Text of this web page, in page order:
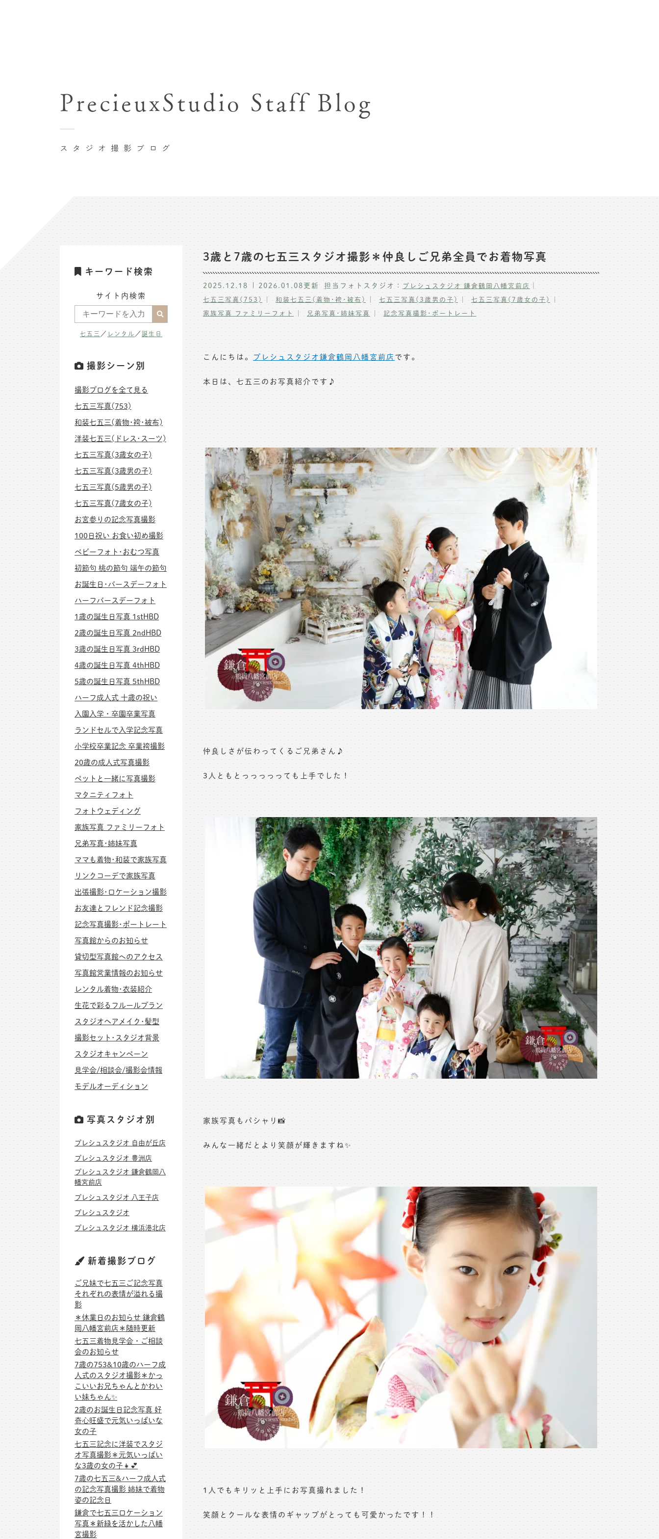
卒業袴･卒業写真撮影
入園入学･卒園卒業記念撮影
ハーフ成人式･10歳の祝い記念撮影
マタニティフォト撮影
自由が丘店
八王子店
横浜港北店 et Fleur
スタジオ撮影ブログ
PrecieuxStudio Staff Blog
3歳と7歳の七五三スタジオ撮影＊仲良しご兄弟全員でお着物写真
2025.12.18 2026.01.08更新 担当フォトスタジオ： プレシュスタジオ 鎌倉鶴岡八幡宮前店 ｜
七五三写真(753) 和装七五三(着物･袴･被布) 七五三写真(3歳男の子)
七五三写真(7歳女の子)
家族写真 ファミリーフォト
兄弟写真･姉妹写真 記念写真撮影･ポートレート
こんにちは。 プレシュスタジオ鎌倉鶴岡八幡宮前店です。
本日は、七五三のお写真紹介です♪
仲良しさが伝わってくるご兄弟さん♪
3人ともとっっっっっても上手でした！
家族写真もパシャリ📸
みんな一緒だとより笑顔が輝きますね✨
1人でもキリッと上手にお写真撮れました！
笑顔とクールな表情のギャップがとっても可愛かったです！！
キーワード検索
サイト内検索
七五三 ／ レンタル ／誕生日
撮影シーン別
撮影ブログを全て見る
七五三写真(753)
和装七五三(着物･袴･被布)
洋装七五三(ドレス･スーツ)
七五三写真(3歳女の子)
七五三写真(3歳男の子)
七五三写真(5歳男の子)
七五三写真(7歳女の子)
お宮参りの記念写真撮影
100日祝い お食い初め撮影
ベビーフォト･おむつ写真
初節句 桃の節句 端午の節句
お誕生日･バースデーフォト
ハーフバースデーフォト
1歳の誕生日写真 1stHBD
2歳の誕生日写真 2ndHBD
3歳の誕生日写真 3rdHBD
4歳の誕生日写真 4thHBD
5歳の誕生日写真 5thHBD
ハーフ成人式 十歳の祝い
入園入学・卒園卒業写真
ランドセルで入学記念写真
小学校卒業記念 卒業袴撮影
20歳の成人式写真撮影
ペットと一緒に写真撮影
マタニティフォト
フォトウェディング
家族写真 ファミリーフォト
兄弟写真･姉妹写真
ママも着物･和装で家族写真
リンクコーデで家族写真
出張撮影･ロケーション撮影
お友達とフレンド記念撮影
記念写真撮影･ポートレート
写真館からのお知らせ
貸切型写真館へのアクセス
写真館営業情報のお知らせ
レンタル着物･衣装紹介
生花で彩るフルールプラン
スタジオヘアメイク･髪型
撮影セット･スタジオ背景
スタジオキャンペーン
見学会/相談会/撮影会情報
モデルオーディション
写真スタジオ別
プレシュスタジオ 自由が丘店
プレシュスタジオ 豊洲店
プレシュスタジオ 鎌倉鶴岡八
幡宮前店
プレシュスタジオ 八王子店
プレシュスタジオ
プレシュスタジオ 横浜港北店
新着撮影ブログ
ご兄妹で七五三ご記念写真
それぞれの表情が溢れる撮
影
＊休業日のお知らせ 鎌倉鶴
岡八幡宮前店＊随時更新
七五三着物見学会・ご相談
会のお知らせ
7歳の753&10歳のハーフ成
人式のスタジオ撮影＊かっ
こいいお兄ちゃんとかわい
い妹ちゃん✨
2歳のお誕生日記念写真 好
奇心旺盛で元気いっぱいな
女の子
七五三記念に洋装でスタジ
オ写真撮影＊元気いっぱい
な3歳の女の子👧💕
7歳の七五三&ハーフ成人式
の記念写真撮影 姉妹で着物
姿の記念日
鎌倉で七五三ロケーション
写真＊新緑を活かした八幡
宮撮影